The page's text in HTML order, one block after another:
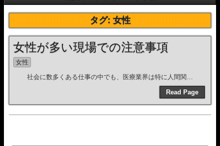
タグ:女性
女性が多い現場での注意事項
女性
社会に数多くある仕事の中でも、医療業界は特に人間関…
Read Page